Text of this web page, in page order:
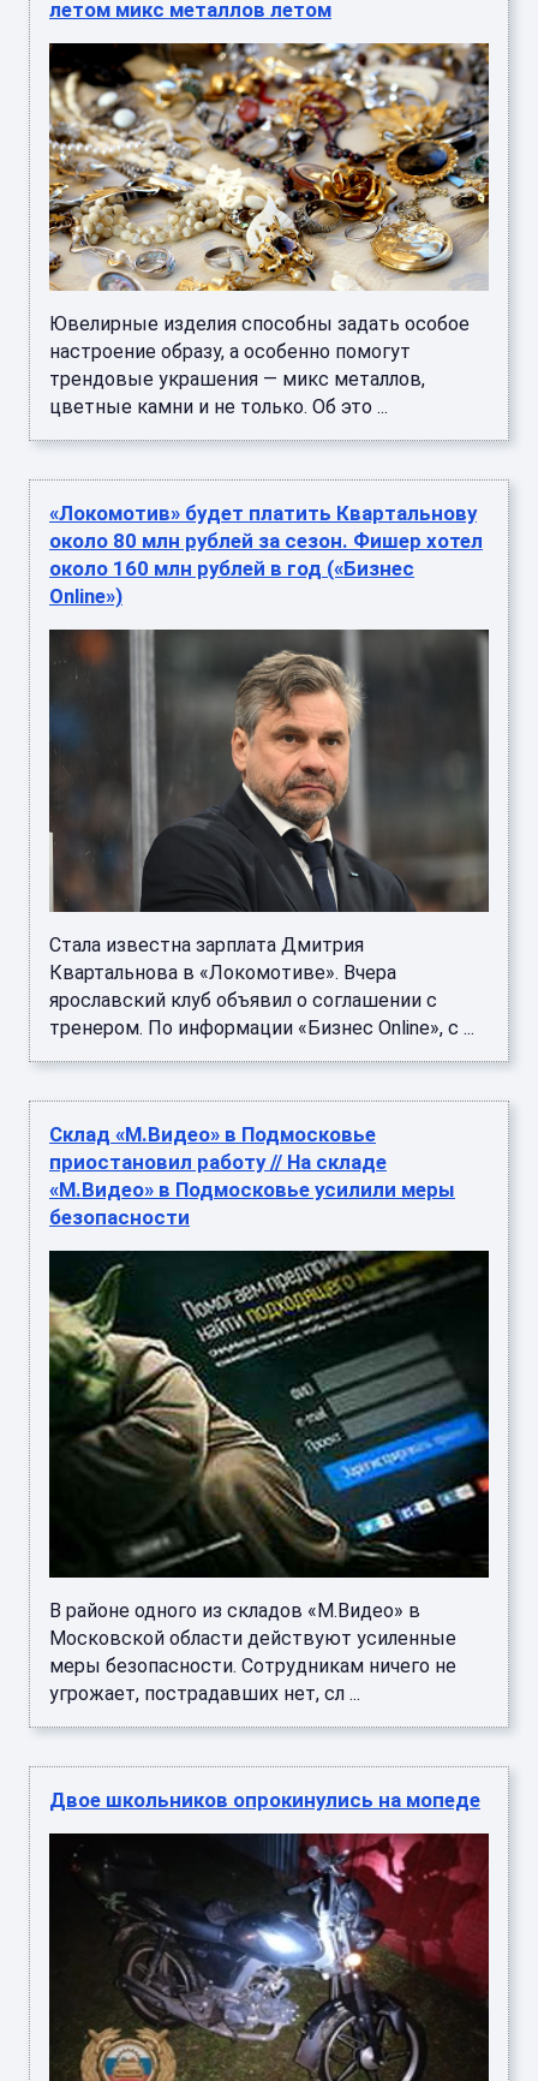
летом микс металлов летом
Ювелирные изделия способны задать особое
настроение образу, а особенно помогут
трендовые украшения — микс металлов,
цветные камни и не только. Об это ...
«Локомотив» будет платить Квартальнову
около 80 млн рублей за сезон. Фишер хотел
около 160 млн рублей в год («Бизнес
Online»)
Стала известна зарплата Дмитрия
Квартальнова в «Локомотиве». Вчера
ярославский клуб объявил о соглашении с
тренером. По информации «Бизнес Online», с ...
Склад «М.Видео» в Подмосковье
приостановил работу // На складе
«М.Видео» в Подмосковье усилили меры
безопасности
В районе одного из складов «М.Видео» в
Московской области действуют усиленные
меры безопасности. Сотрудникам ничего не
угрожает, пострадавших нет, сл ...
Двое школьников опрокинулись на мопеде